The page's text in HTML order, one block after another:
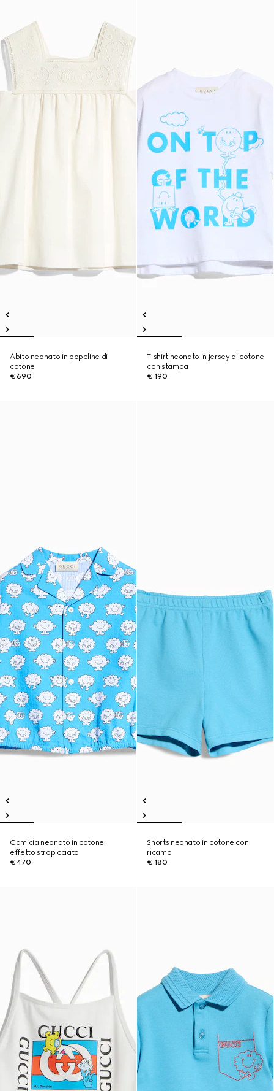
Abito neonato in popeline di
cotone
€ 690
T-shirt neonato in jersey di cotone
con stampa
€ 190
Camicia neonato in cotone
effetto stropicciato
€ 470
Shorts neonato in cotone con
ricamo
€ 180